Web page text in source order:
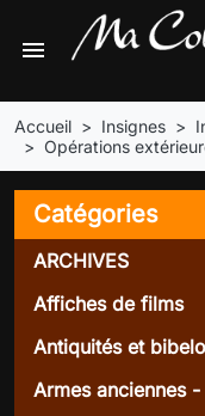
menu
Accueil Insignes
Opérations
Catégories
ARCHIVES
Affiches de films
Antiquités et
Armes anciennes